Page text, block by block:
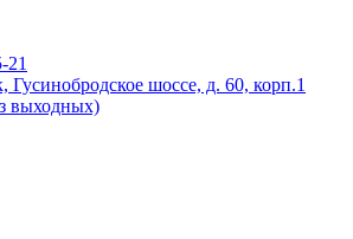
21
Гусинобродское шоссе, д. 60, корп.1
выходных)